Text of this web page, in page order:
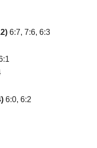
6:7, 7:6, 6:3
6:0, 6:2